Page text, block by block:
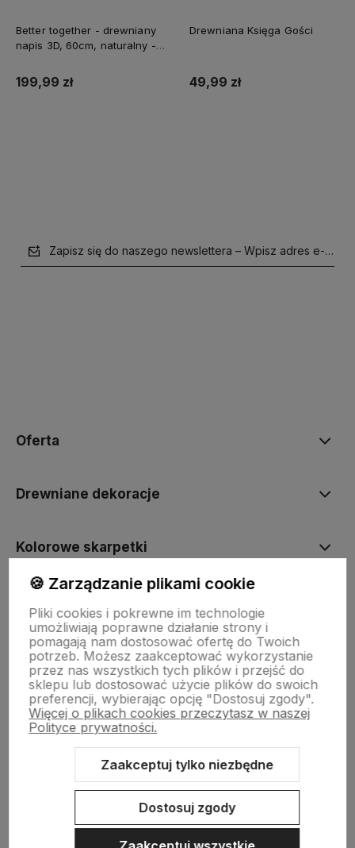
Better together - drewniany
napis 3D, 60cm, naturalny -
199,99 zł
Drewniana Księga Gości
49,99 zł
Zapisz się do naszego newslettera – Wpisz adres e-mail
Oferta
Drewniane dekoracje
Kolorowe skarpetki
Pomoc
Sklep internetowy Shoper.pl Szablon Shoper Modern 3.0™
🍪 Zarządzanie plikami cookie
Pliki cookies i pokrewne im technologie
umożliwiają poprawne działanie strony i
pomagają nam dostosować ofertę do Twoich
potrzeb. Możesz zaakceptować wykorzystanie
przez nas wszystkich tych plików i przejść do
sklepu lub dostosować użycie plików do swoich
preferencji, wybierając opcję "Dostosuj zgody".
Więcej o plikach cookies przeczytasz w naszej
Polityce prywatności.
Zaakceptuj tylko niezbędne
Dostosuj zgody